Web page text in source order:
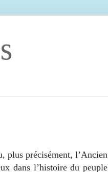
précisément, l’Ancien
dans l’histoire du peuple